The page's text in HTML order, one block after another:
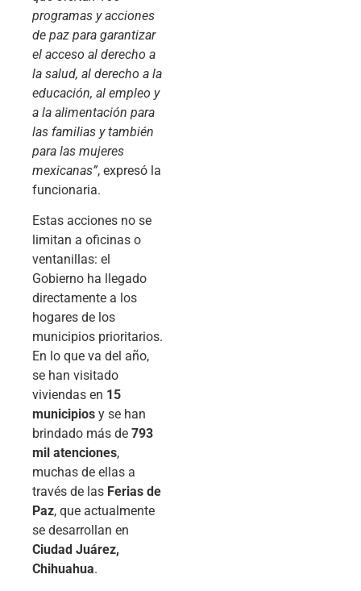
programas y acciones
de paz para garantizar
el acceso al derecho a
la salud, al derecho a la
educación, al empleo y
a la alimentación para
las familias y también
para las mujeres
mexicanas”, expresó la
funcionaria.
Estas acciones no se
limitan a oficinas o
ventanillas: el
Gobierno ha llegado
directamente a los
hogares de los
municipios prioritarios.
En lo que va del año,
se han visitado
viviendas en 15
municipios y se han
brindado más de 793
mil atenciones,
muchas de ellas a
través de las Ferias de
Paz, que actualmente
se desarrollan en
Ciudad Juárez,
Chihuahua.